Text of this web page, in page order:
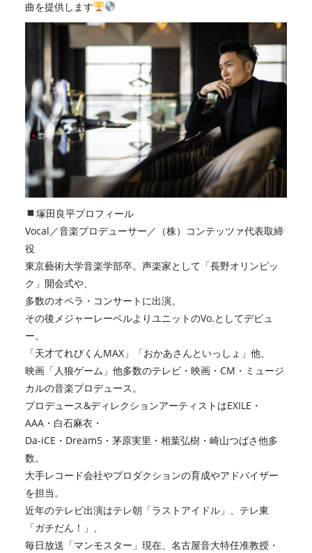
曲を提供します
塚田良平プロフィール
Vocal／音楽プロデューサー／（株）コンテッツァ代表取締
役
東京藝術大学音楽学部卒。声楽家として「長野オリンピッ
ク」開会式や、
多数のオペラ・コンサートに出演。
その後メジャーレーベルよりユニットのVo.としてデビュ
ー。
「天才てれびくんMAX」「おかあさんといっしょ」他、
映画「人狼ゲーム」他多数のテレビ・映画・CM・ミュージ
カルの音楽プロデュース。
プロデュース&ディレクションアーティストはEXILE・
AAA・白石麻衣・
Da-iCE・Dream5・茅原実里・相葉弘樹・崎山つばさ他多
数。
大手レコード会社やプロダクションの育成やアドバイザー
を担当。
近年のテレビ出演はテレ朝「ラストアイドル」、テレ東
「ガチだん！」、
毎日放送「マンモスター」現在、名古屋音大特任准教授・